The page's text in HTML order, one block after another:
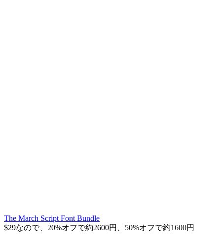
The March Script Font Bundle
$29なので、20%オフで約2600円、50%オフで約1600円